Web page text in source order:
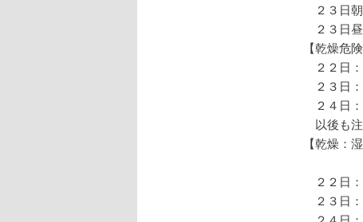
２３
２３
【乾燥危険
２２日
２３日
２４日
以後も
【乾燥：湿
実効
２２日
２３日